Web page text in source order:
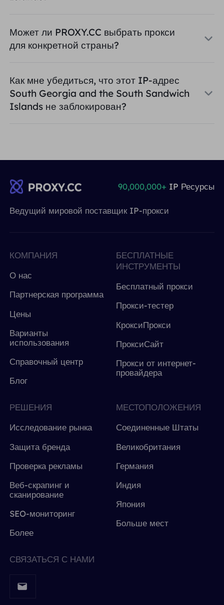
Может ли PROXY.CC выбрать прокси
для конкретной страны?
Как мне убедиться, что этот IP-адрес
South Georgia and the South Sandwich
Islands не заблокирован?
Ведущий мировой поставщик IP-прокси
90,000,000+ IP Ресурсы
КОМПАНИЯ
О нас
Партнерская программа
Цены
Варианты
использования
Справочный центр
Блог
БЕСПЛАТНЫЕ
ИНСТРУМЕНТЫ
Бесплатный прокси
Прокси-тестер
КроксиПрокси
ПроксиСайт
Прокси от интернет-
провайдера
РЕШЕНИЯ
Исследование рынка
Защита бренда
Проверка рекламы
Веб-скрапинг и
сканирование
SEO-мониторинг
Более
МЕСТОПОЛОЖЕНИЯ
Соединенные Штаты
Великобритания
Германия
Индия
Япония
Больше мест
СВЯЗАТЬСЯ С НАМИ